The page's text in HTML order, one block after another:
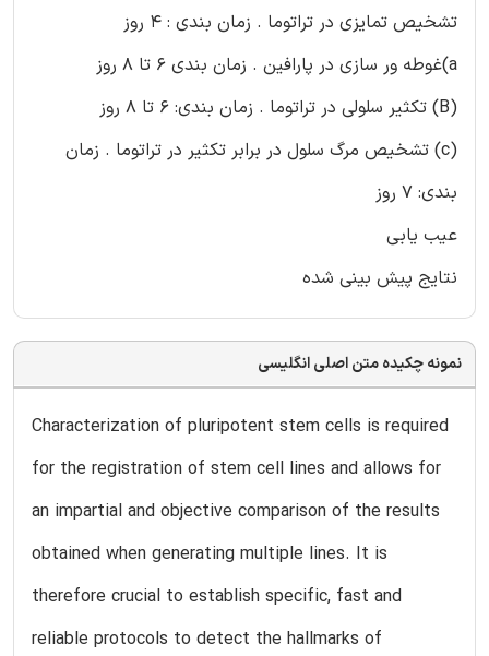
تشخیص تمایزی در تراتوما . زمان بندی : 4 روز
a)غوطه ور سازی در پارافین . زمان بندی 6 تا 8 روز
(B) تکثیر سلولی در تراتوما . زمان بندی: 6 تا 8 روز
(c) تشخیص مرگ سلول در برابر تکثیر در تراتوما . زمان
بندی: 7 روز
عیب یابی
نتایج پیش بینی شده
نمونه چکیده متن اصلی انگلیسی
Characterization of pluripotent stem cells is required
for the registration of stem cell lines and allows for
an impartial and objective comparison of the results
obtained when generating multiple lines. It is
therefore crucial to establish specific, fast and
reliable protocols to detect the hallmarks of